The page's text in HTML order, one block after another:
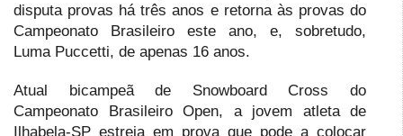
disputa provas há três anos e retorna às provas do
Campeonato Brasileiro este ano, e, sobretudo,
Luma Puccetti, de apenas 16 anos.
Atual bicampeã de Snowboard Cross do
Campeonato Brasileiro Open, a jovem atleta de
Ilhabela-SP estreia em prova que pode a colocar